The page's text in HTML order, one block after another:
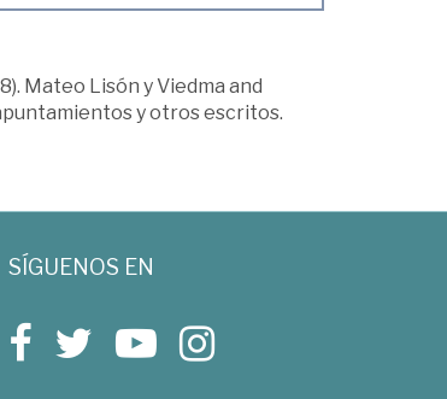
Mateo Lisón y Viedma and
y otros escritos.
SÍGUENOS EN